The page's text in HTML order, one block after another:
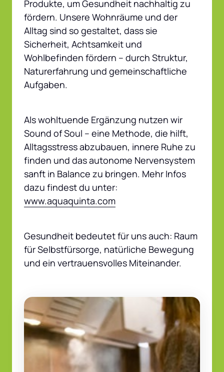
Produkte, um Gesundheit nachhaltig zu
fördern. Unsere Wohnräume und der
Alltag sind so gestaltet, dass sie
Sicherheit, Achtsamkeit und
Wohlbefinden fördern – durch Struktur,
Naturerfahrung und gemeinschaftliche
Aufgaben.
Als wohltuende Ergänzung nutzen wir
Sound of Soul – eine Methode, die hilft,
Alltagsstress abzubauen, innere Ruhe zu
finden und das autonome Nervensystem
sanft in Balance zu bringen. Mehr Infos
www.aquaquinta.com
Gesundheit bedeutet für uns auch: Raum
für Selbstfürsorge, natürliche Bewegung
und ein vertrauensvolles Miteinander.